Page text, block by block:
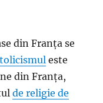
din Franța se
este
din Franța,
de religie de